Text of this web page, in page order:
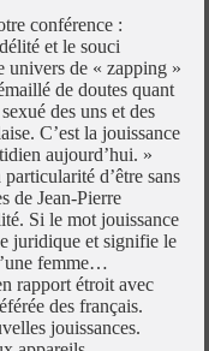
conférence :
et le souci
univers de « zapping »
de doutes quant
des uns et des
C’est la jouissance
aujourd’hui. »
d’être sans
de Jean-Pierre
Si le mot jouissance
juridique et signifie le
femme…
rapport étroit avec
des français.
jouissances.